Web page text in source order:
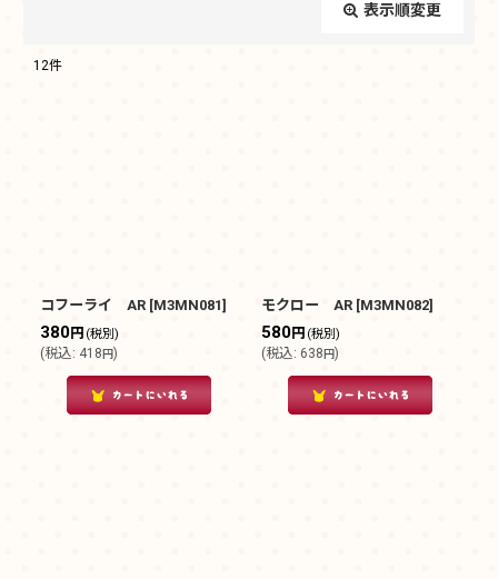
表示順変更
12件
コフーライ AR [M3MN081]
380円 (税別)
(税込: 418円)
モクロー AR [M3MN082]
580円 (税別)
(税込: 638円)